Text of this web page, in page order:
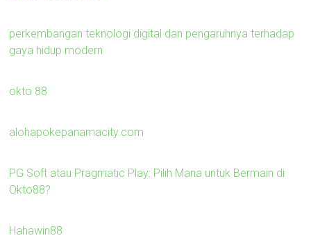
perkembangan teknologi digital dan pengaruhnya terhadap
gaya hidup modern
okto 88
alohapokepanamacity.com
PG Soft atau Pragmatic Play: Pilih Mana untuk Bermain di
Okto88?
Hahawin88